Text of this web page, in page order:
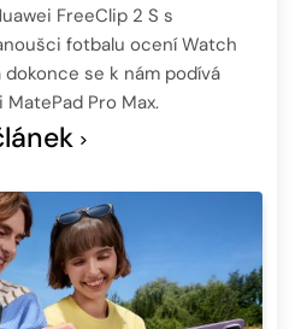
FreeClip 2 S s
fotbalu ocení Watch
se k nám podívá
Pro Max.